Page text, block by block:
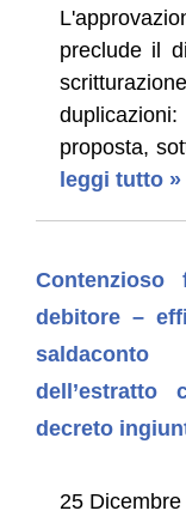
preclude il
proposta,
leggi tutto »
debitore –
dell’estratto
decreto
25